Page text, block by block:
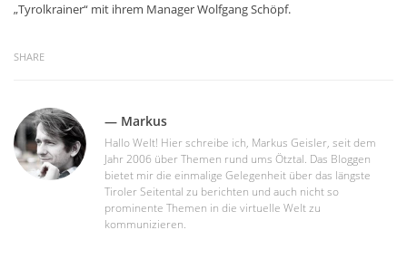
„Tyrolkrainer“ mit ihrem Manager Wolfgang Schöpf.
SHARE
— Markus
Hallo Welt! Hier schreibe ich, Markus Geisler, seit dem
Jahr 2006 über Themen rund ums Ötztal. Das Bloggen
bietet mir die einmalige Gelegenheit über das längste
Tiroler Seitental zu berichten und auch nicht so
prominente Themen in die virtuelle Welt zu
kommunizieren.